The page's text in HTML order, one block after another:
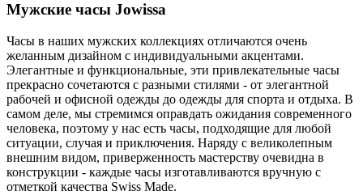
Мужские часы Jowissa
Часы в наших мужских коллекциях отличаются очень
желанным дизайном с индивидуальными акцентами.
Элегантные и функциональные, эти привлекательные часы
прекрасно сочетаются с разными стилями - от элегантной
рабочей и офисной одежды до одежды для спорта и отдыха. В
самом деле, мы стремимся оправдать ожидания современного
человека, поэтому у нас есть часы, подходящие для любой
ситуации, случая и приключения. Наряду с великолепным
внешним видом, приверженность мастерству очевидна в
конструкции - каждые часы изготавливаются вручную с
отметкой качества Swiss Made.